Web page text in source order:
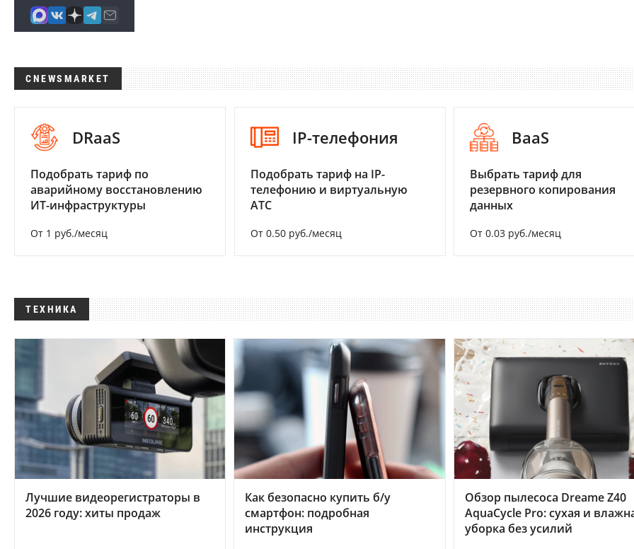
CNEWSMARKET
DRaaS
Подобрать тариф по
аварийному восстановлению
ИТ-инфраструктуры
От 1 руб./месяц
IP-телефония
Подобрать тариф на IP-
телефонию и виртуальную
АТС
От 0.50 руб./месяц
BaaS
Выбрать тариф для
резервного копирования
данных
От 0.03 руб./месяц
ТЕХНИКА
Лучшие видеорегистраторы в
2026 году: хиты продаж
Как безопасно купить б/у
смартфон: подробная
инструкция
Обзор пылесоса Dreame Z40
AquaCycle Pro: сухая и
уборка без усилий